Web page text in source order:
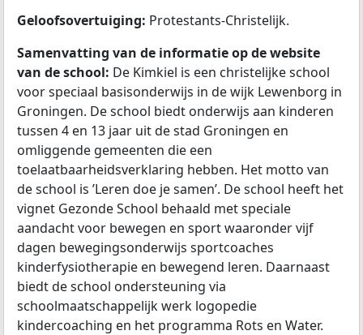
Geloofsovertuiging: Protestants-Christelijk.
Samenvatting van de informatie op de website
van de school: De Kimkiel is een christelijke school
voor speciaal basisonderwijs in de wijk Lewenborg in
Groningen. De school biedt onderwijs aan kinderen
tussen 4 en 13 jaar uit de stad Groningen en
omliggende gemeenten die een
toelaatbaarheidsverklaring hebben. Het motto van
de school is ’Leren doe je samen’. De school heeft het
vignet Gezonde School behaald met speciale
aandacht voor bewegen en sport waaronder vijf
dagen bewegingsonderwijs sportcoaches
kinderfysiotherapie en bewegend leren. Daarnaast
biedt de school ondersteuning via
schoolmaatschappelijk werk logopedie
kindercoaching en het programma Rots en Water.